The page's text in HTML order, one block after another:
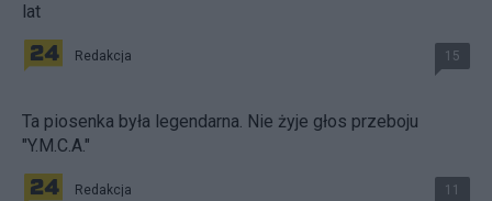
lat
Redakcja 15
Ta piosenka była legendarna. Nie żyje głos przeboju
"Y.M.C.A."
Redakcja 11